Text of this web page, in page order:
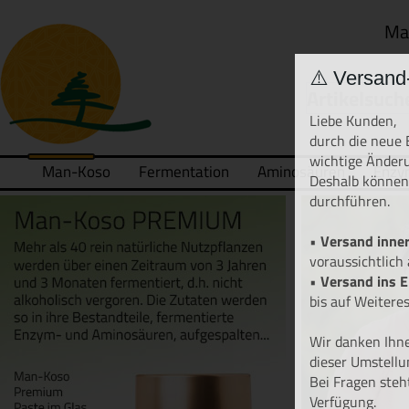
Man-Koso Fermentation Aminosäuren
⚠️
Liebe Kunden,
durch die neue
wichtige
Deshalb
durchführen.
• Versand
voraussichtlich
• Versand ins
bis auf
Wir danken
dieser
Bei Fragen
Verfügung.